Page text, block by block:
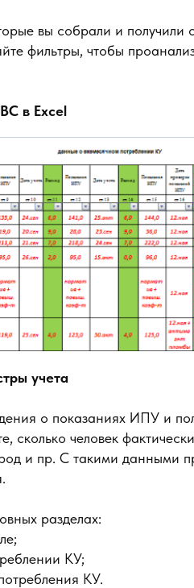
вы собрали и получили
фильтры, чтобы
в Excel
учета
о показаниях ИПУ и
сколько человек
и пр. С такими данными
разделах:
КУ;
КУ.